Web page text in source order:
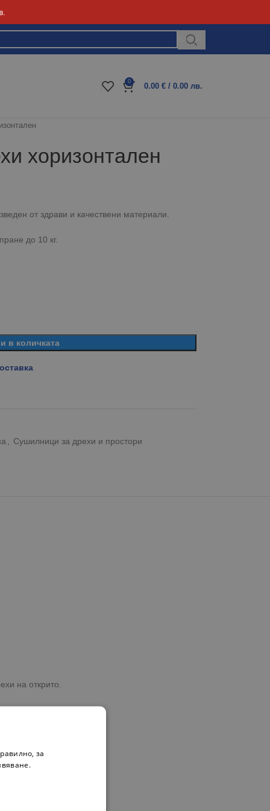
Блог
0
0.00 € / 0.00 лв.
хоризонтален
от здрави и качествени материали.
до 10 кг.
в количката
Сушилници за дрехи и простори
на открито.
дрехите.
за